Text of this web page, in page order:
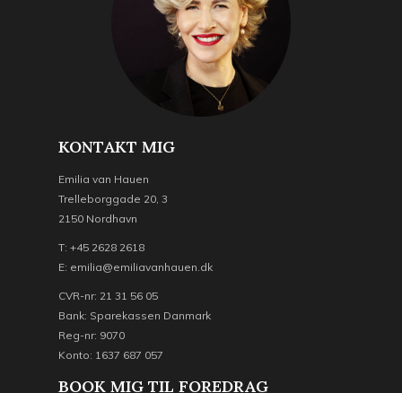
KONTAKT MIG
Emilia van Hauen
Trelleborggade 20, 3
2150 Nordhavn
T: +45 2628 2618
E: emilia@emiliavanhauen.dk
CVR-nr: 21 31 56 05
Bank: Sparekassen Danmark
Reg-nr: 9070
Konto: 1637 687 057
BOOK MIG TIL FOREDRAG